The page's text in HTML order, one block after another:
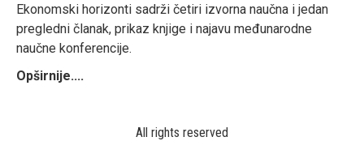
Ekonomski horizonti sadrži četiri izvorna naučna i jedan
pregledni članak, prikaz knjige i najavu međunarodne
naučne konferencije.
Opširnije....
All rights reserved